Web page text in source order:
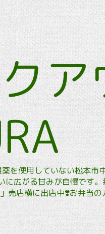
ク
を使用していない松本市
広がる甘みが自慢です
売店横に出店中❣️お弁当